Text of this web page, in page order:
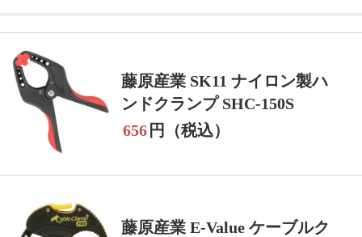
藤原産業 SK11 ナイロン製ハ
ンドクランプ SHC-150S
656 円（税込）
藤原産業 E-Value ケーブルク